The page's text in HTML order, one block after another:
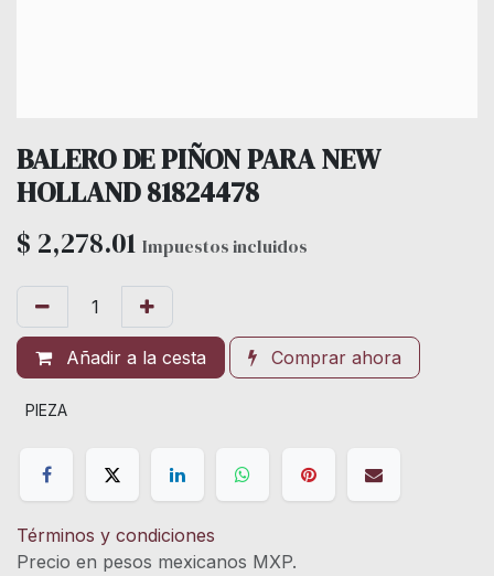
BALERO DE PIÑON PARA NEW
HOLLAND 81824478
$ 2,278.01 Impuestos incluidos
Añadir a la cesta Comprar ahora
PIEZA
Términos y condiciones
Precio en pesos mexicanos MXP.